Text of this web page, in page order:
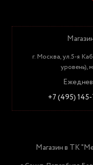
г. Москва, ул.5-я
уровень),
+7 (495)
Магазин в ТК